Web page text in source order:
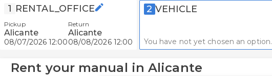
1 RENTAL_OFFICE
Pickup
Alicante
08/07/2026 12:00
Return
Alicante
08/08/2026 12:00
2 VEHICLE
You have not yet chosen an option.
Rent your manual in Alicante